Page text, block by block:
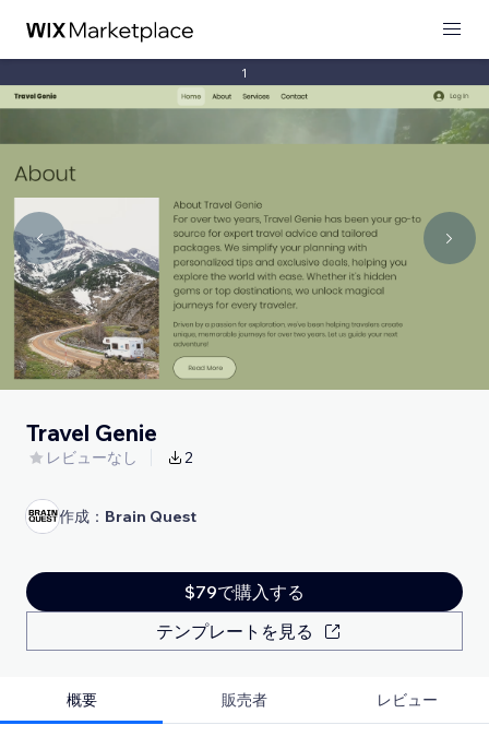
1
Travel Genie
レビューなし 2
作成： Brain Quest
$79で購入する
テンプレートを見る
概要 販売者 レビュー